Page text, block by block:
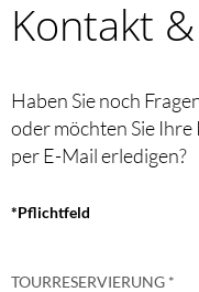
Kontakt
Haben Sie noch
oder möchten Sie
per E-Mail erledigen?
*Pflichtfeld
TOURRESERVIERUNG *